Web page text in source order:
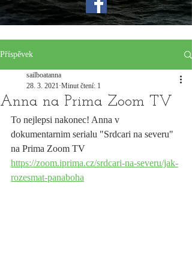
Příspěvek
Anna na Prima Zoom TV
sailboatanna
28. 3. 2021 Minut čtení: 1
To nejlepsi nakonec! Anna v
dokumentarnim serialu "Srdcari na severu"
na Prima Zoom TV
https://zoom.iprima.cz/srdcari-na-severu/jak-
rozesmat-panaboha